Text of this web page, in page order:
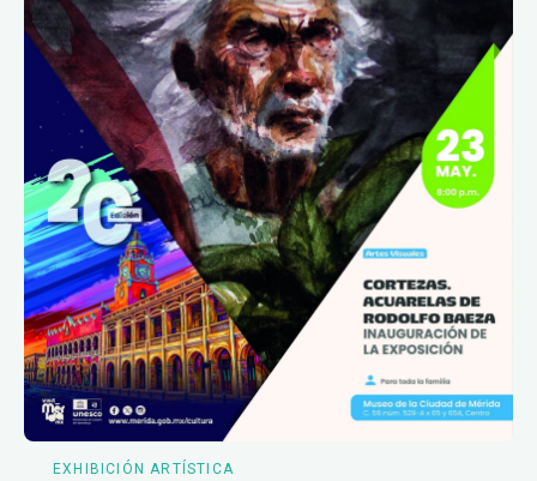
EXHIBICIÓN ARTÍSTICA